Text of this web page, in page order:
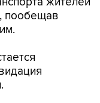
пообещав